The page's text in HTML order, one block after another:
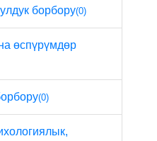
борбору(0)
өспүрүмдөр
(0)